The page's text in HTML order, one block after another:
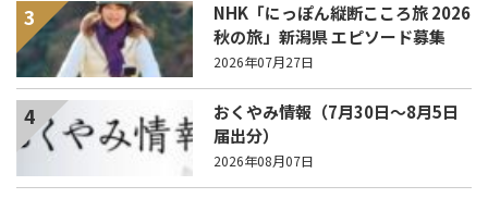
3
NHK「にっぽん縦断こころ旅 2026
秋の旅」新潟県 エピソード募集
中！
2026年07月27日
4
おくやみ情報（7月30日～8月5日
届出分）
2026年08月07日